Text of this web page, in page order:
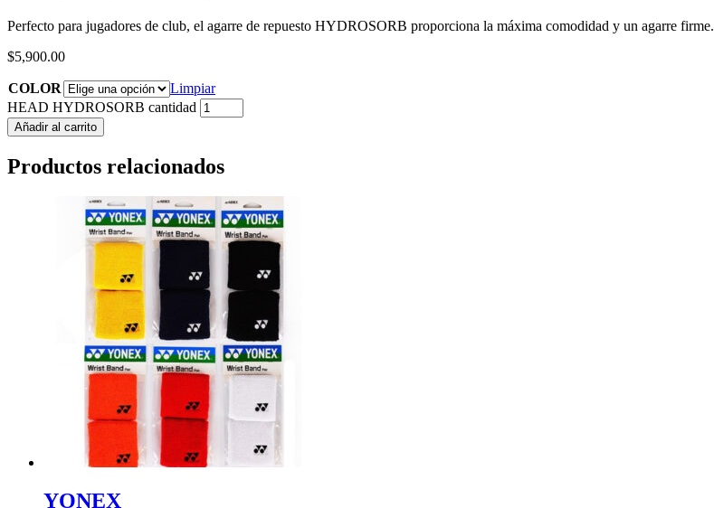
Perfecto para jugadores de club, el agarre de repuesto HYDROSORB proporciona la máxima comodidad y un agarre firme.
$5,900.00
COLOR
Limpiar
HEAD HYDROSORB cantidad
Añadir al carrito
Productos relacionados
YONEX